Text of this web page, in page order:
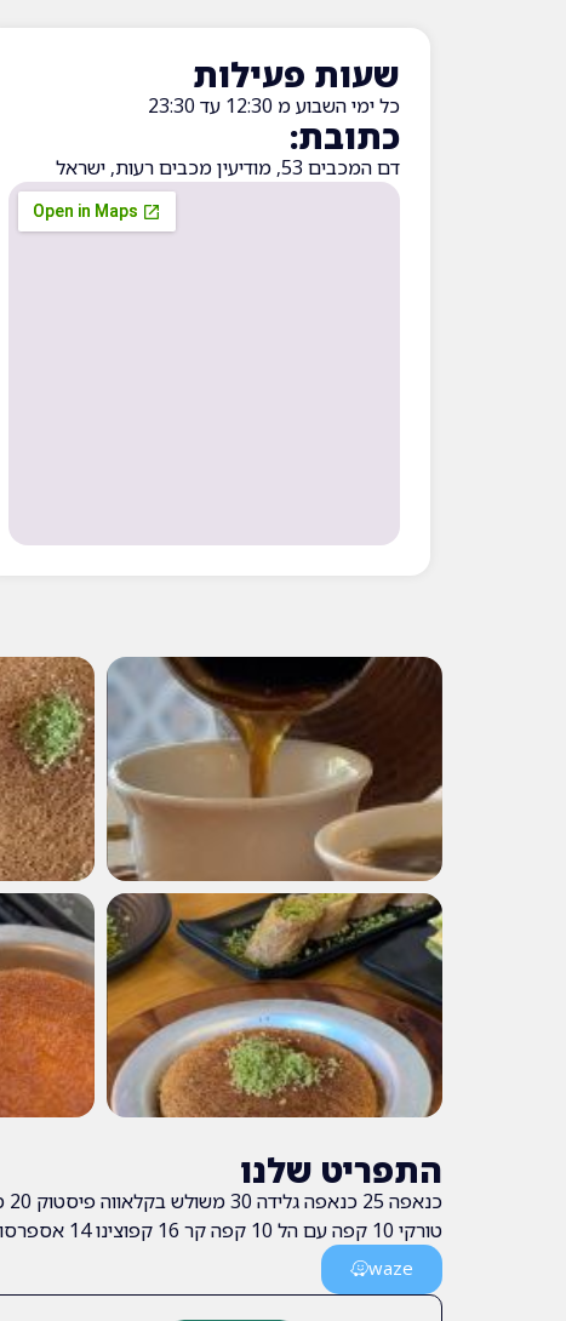
שעות פעילות
כל ימי השבוע מ 12:30 עד 23:30
כתובת:
דם המכבים 53, מודיעין מכבים רעות, ישראל
התפריט שלנו
טורקי 10 קפה עם הל 10 קפה קר 16 קפוצינו 14 אספרסו 8 אספרסו כפול 12 אייס קפה/וניל קטן 12 גדול 16
waze